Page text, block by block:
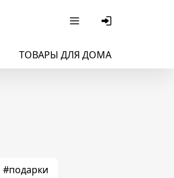
ТОВАРЫ ДЛЯ ДОМА
#подарки